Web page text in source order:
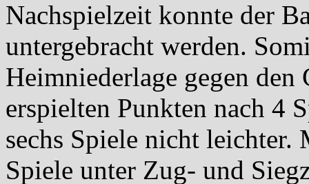
Nachspielzeit konnte der
untergebracht werden.
Heimniederlage gegen
erspielten Punkten nach 4
sechs Spiele nicht leichter.
Spiele unter Zug- und